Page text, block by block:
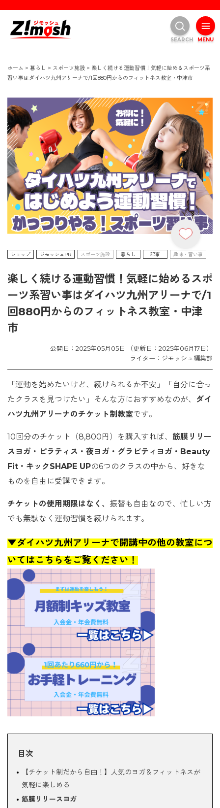
ホーム > 暮らし > スポーツ施設 > 楽しく続ける運動習慣！気軽に始めるスポーツ系
習い事はダイハツ九州アリーナで/1回880円からのフィットネス教室・中津市
ショップ ジモッシュPR スポーツ施設 暮らし 記事 趣味・習い事
楽しく続ける運動習慣！気軽に始めるスポ
ーツ系習い事はダイハツ九州アリーナで/1
回880円からのフィットネス教室・中津
市
公開日：2025年05月05日 （更新日：2025年06月17日）
ライター：ジモッシュ編集部
「運動を始めたいけど、続けられるか不安」「自分に合っ
たクラスを見つけたい」そんな方におすすめなのが、
ダイ
ハツ九州アリーナのチケット制教室です。
10回分のチケット（8,800円）を購入すれば、 筋膜リリー
スヨガ・ピラティス・夜ヨガ・グラビティヨガ・Beauty
Fit・キックSHAPE UPの6つのクラスの中から、好きな
ものを自由に受講できます。
チケットの使用期限はなく、 振替も自由なので、忙しい方
でも無駄なく運動習慣を続けられます。
▼ダイハツ九州アリーナで開講中の他の教室につ
いてはこちらをご覧ください！
目次
【チケット制だから自由！】人気のヨガ＆フィットネスが
気軽に楽しめる
筋膜リリースヨガ
MENU
SEARCH